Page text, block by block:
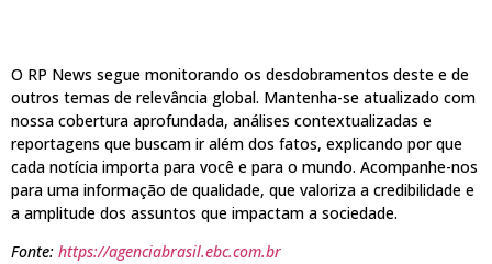
O RP News segue monitorando os desdobramentos deste e de
outros temas de relevância global. Mantenha-se atualizado com
nossa cobertura aprofundada, análises contextualizadas e
reportagens que buscam ir além dos fatos, explicando por que
cada notícia importa para você e para o mundo. Acompanhe-nos
para uma informação de qualidade, que valoriza a credibilidade e
a amplitude dos assuntos que impactam a sociedade.
Fonte: https://agenciabrasil.ebc.com.br